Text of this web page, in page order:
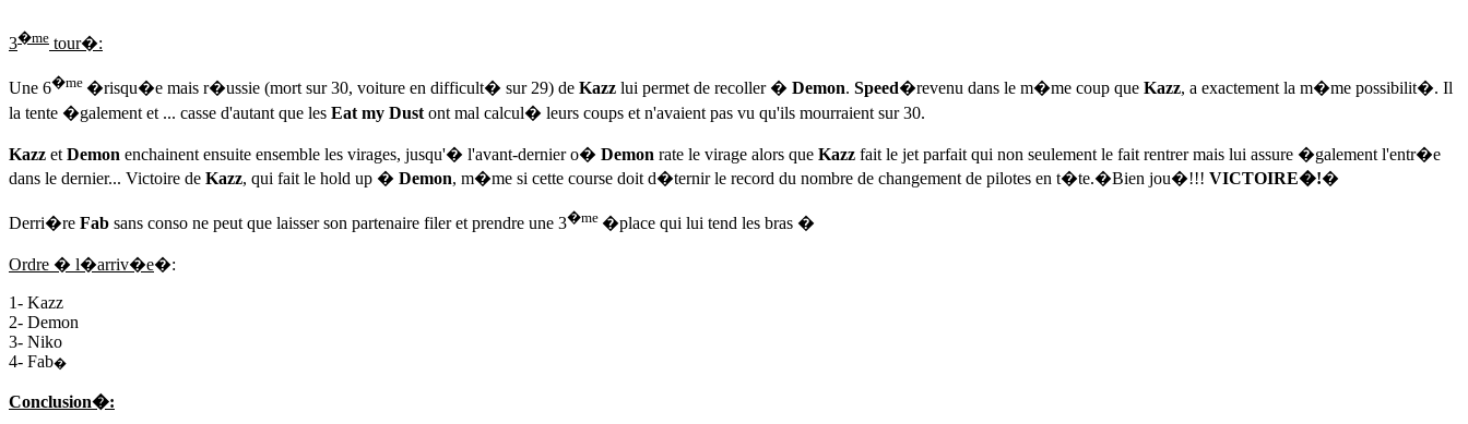
3�me tour�:
Une 6�me �risqu�e mais r�ussie (mort sur 30, voiture en difficult� sur 29) de Kazz lui permet de recoller � Demon. Speed�revenu dans le m�me coup que Kazz, a exactement la m�me possibilit�. Il
la tente �galement et ... casse d'autant que les Eat my Dust ont mal calcul� leurs coups et n'avaient pas vu qu'ils mourraient sur 30.
Kazz et Demon enchainent ensuite ensemble les virages, jusqu'� l'avant-dernier o� Demon rate le virage alors que Kazz fait le jet parfait qui non seulement le fait rentrer mais lui assure �galement l'entr�e
dans le dernier... Victoire de Kazz, qui fait le hold up � Demon, m�me si cette course doit d�ternir le record du nombre de changement de pilotes en t�te.�Bien jou�!!! VICTOIRE�!�
Derri�re Fab sans conso ne peut que laisser son partenaire filer et prendre une 3�me �place qui lui tend les bras �
Ordre � l�arriv�e�:
1- Kazz
2- Demon
3- Niko
4- Fab�
Conclusion�: